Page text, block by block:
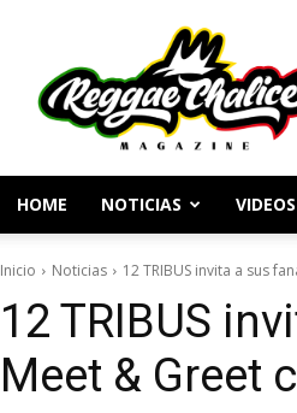
Periodismo
y
Cultura
Reggae
HOME NOTICIAS VIDEOS
Inicio Noticias 12 TRIBUS invita a sus
12 TRIBUS
Meet & Greet